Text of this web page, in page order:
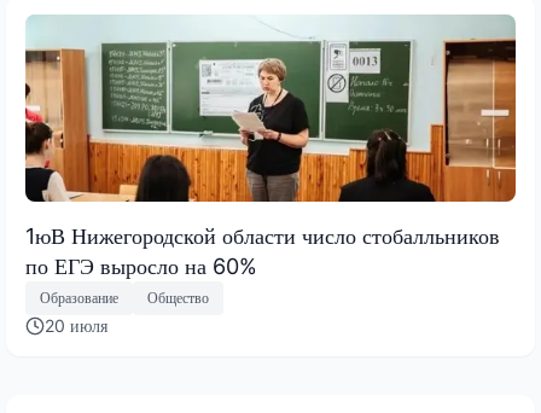
1юВ Нижегородской области число стобалльников
по ЕГЭ выросло на 60%
Образование Общество
20 июля